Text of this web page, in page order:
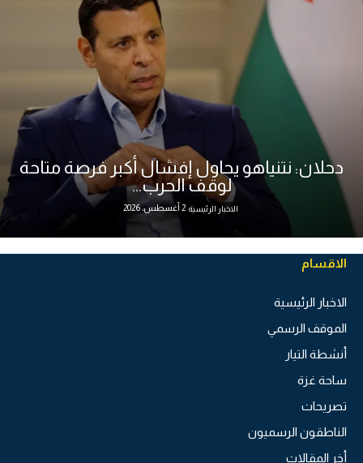
دحلان: نتنياهو يحاول إفشال أكبر فرصة متاحة
لوقف الحرب...
الاخبار الرئيسية 2 أغسطس، 2026
الاقسام
الاخبار الرئيسية
الموقف الرسمي
أنشطة التيار
ساحة غزة
تصريحات
الناطقون الرسميون
أخر المقالات